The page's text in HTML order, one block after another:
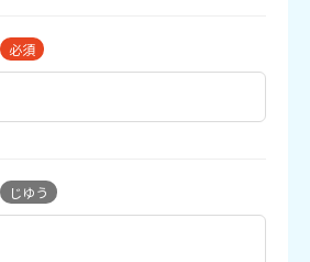
必須
じゆう